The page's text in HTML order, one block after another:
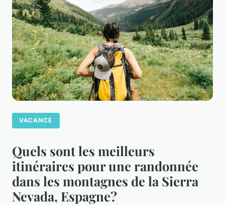
VACANCE
Quels sont les meilleurs
itinéraires pour une randonnée
dans les montagnes de la Sierra
Nevada, Espagne?